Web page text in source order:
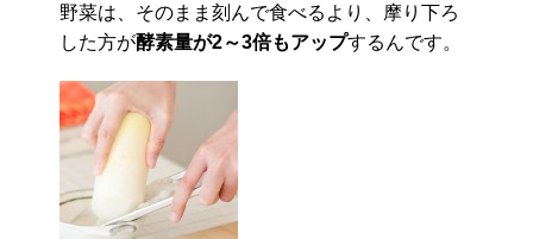
野菜は、そのまま刻んで食べるより、摩り下ろ
した方が酵素量が2～3倍もアップするんです。